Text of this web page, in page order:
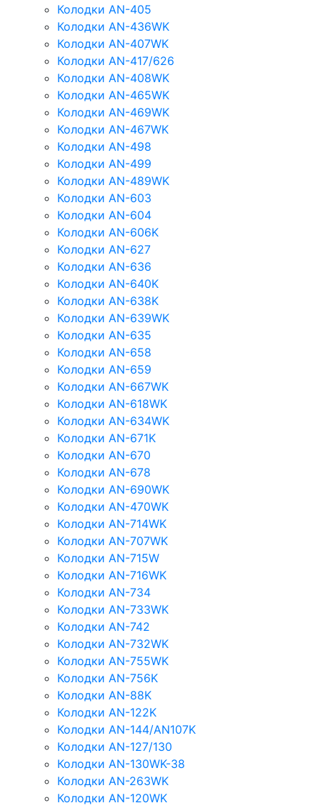
Колодки AN-405
Колодки AN-436WK
Колодки AN-407WK
Колодки AN-417/626
Колодки AN-408WK
Колодки AN-465WK
Колодки AN-469WK
Колодки AN-467WK
Колодки AN-498
Колодки AN-499
Колодки AN-489WK
Колодки AN-603
Колодки AN-604
Колодки AN-606K
Колодки AN-627
Колодки AN-636
Колодки AN-640K
Колодки AN-638K
Колодки AN-639WK
Колодки AN-635
Колодки AN-658
Колодки AN-659
Колодки AN-667WK
Колодки AN-618WK
Колодки AN-634WK
Колодки AN-671K
Колодки AN-670
Колодки AN-678
Колодки AN-690WK
Колодки AN-470WK
Колодки AN-714WK
Колодки AN-707WK
Колодки AN-715W
Колодки AN-716WK
Колодки AN-734
Колодки AN-733WK
Колодки AN-742
Колодки AN-732WK
Колодки AN-755WK
Колодки AN-756K
Колодки AN-88K
Колодки AN-122K
Колодки AN-144/AN107K
Колодки AN-127/130
Колодки AN-130WK-38
Колодки AN-263WK
Колодки AN-120WK